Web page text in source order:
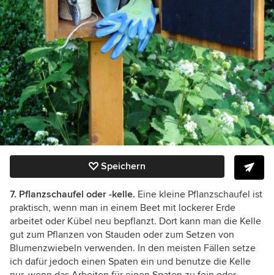
Speichern
7. Pflanzschaufel oder -kelle. Eine kleine Pflanzschaufel ist
praktisch, wenn man in einem Beet mit lockerer Erde
arbeitet oder Kübel neu bepflanzt. Dort kann man die Kelle
gut zum Pflanzen von Stauden oder zum Setzen von
Blumenzwiebeln verwenden. In den meisten Fällen setze
ich dafür jedoch einen Spaten ein und benutze die Kelle